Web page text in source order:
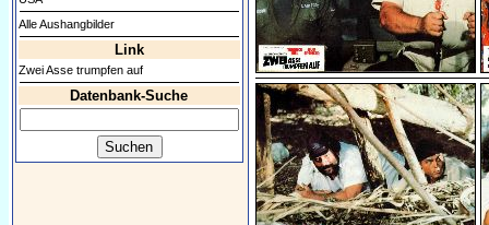
Alle Aushangbilder
Link
Zwei Asse trumpfen auf
Datenbank-Suche